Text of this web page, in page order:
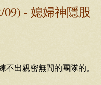
09) - 媳婦神隱股
不出親密無間的團隊的。